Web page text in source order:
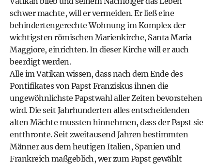
schwer machte, will er vermeiden. Er ließ eine
behindertengerechte Wohnung im Komplex der
wichtigsten römischen Marienkirche, Santa Maria
Maggiore, einrichten. In dieser Kirche will er auch
beerdigt werden.
Alle im Vatikan wissen, dass nach dem Ende des
Pontifikates von Papst Franziskus ihnen die
ungewöhnlichste Papstwahl aller Zeiten bevorstehen
wird. Die seit Jahrhunderten alles entscheidenden
alten Mächte mussten hinnehmen, dass der Papst sie
entthronte. Seit zweitausend Jahren bestimmten
Männer aus dem heutigen Italien, Spanien und
Frankreich maßgeblich, wer zum Papst gewählt